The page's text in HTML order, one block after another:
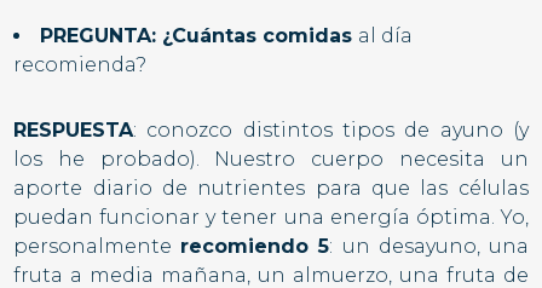
PREGUNTA: ¿Cuántas comidas al día
recomienda?
RESPUESTA: conozco distintos tipos de ayuno (y
los he probado). Nuestro cuerpo necesita un
aporte diario de nutrientes para que las células
puedan funcionar y tener una energía óptima. Yo,
personalmente recomiendo 5: un desayuno, una
fruta a media mañana, un almuerzo, una fruta de